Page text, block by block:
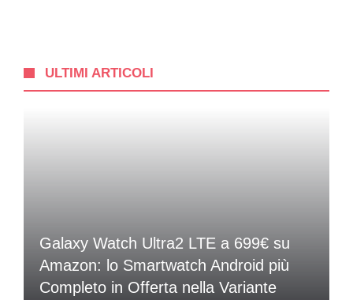
ULTIMI ARTICOLI
Galaxy Watch Ultra2 LTE a 699€ su
Amazon: lo Smartwatch Android più
Completo in Offerta nella Variante